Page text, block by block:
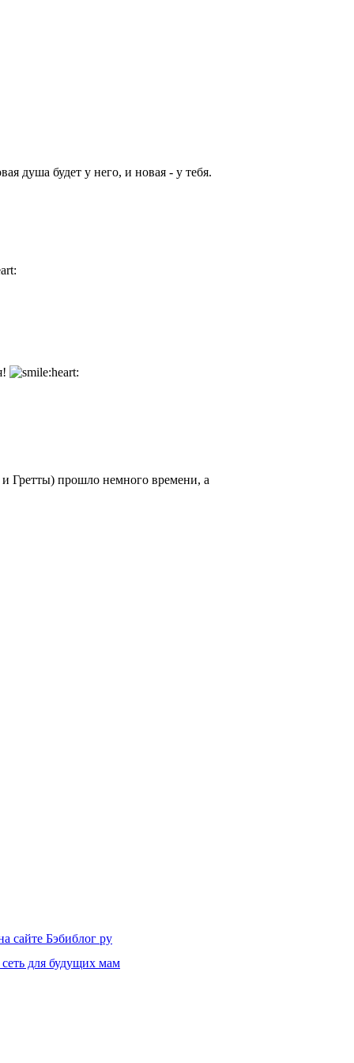
душа будет у него, и новая - у тебя.
Гретты) прошло немного времени, а
сайте Бэбиблог ру
для будущих мам